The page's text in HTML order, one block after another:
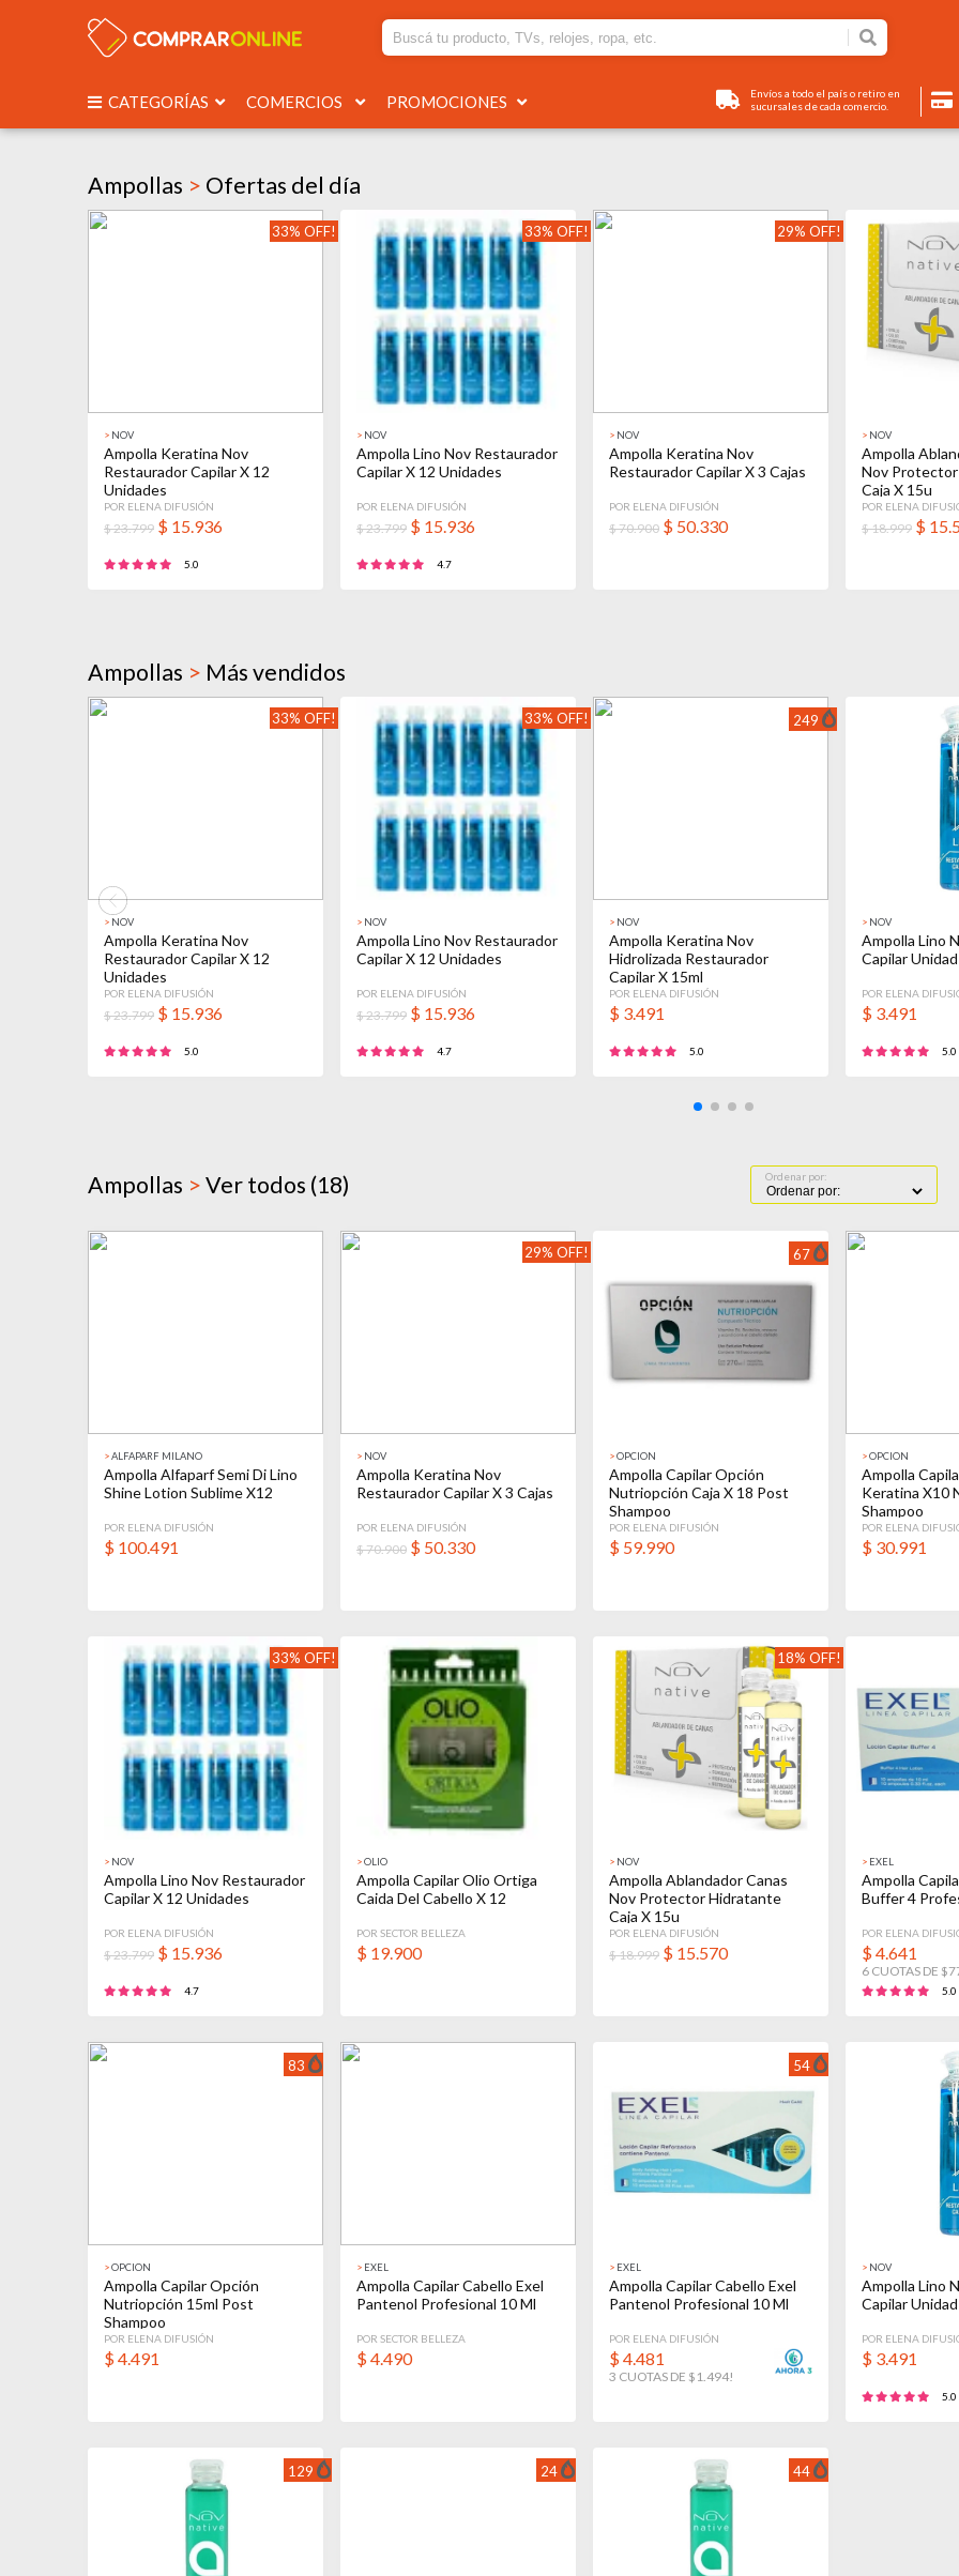
CATEGORÍAS COMERCIOS PROMOCIONES
Envíos a todo el país o retiro en
sucursales de cada comercio.
Ampollas > Ofertas del día
33% OFF!
> NOV
Ampolla Keratina Nov
Restaurador Capilar X 12
Unidades
POR ELENA DIFUSIÓN
$ 23.799 $ 15.936
5.0
33% OFF!
> NOV
Ampolla Lino Nov Restaurador
Capilar X 12 Unidades
POR ELENA DIFUSIÓN
$ 23.799 $ 15.936
4.7
29% OFF!
> NOV
Ampolla Keratina Nov
Restaurador Capilar X 3 Cajas
POR ELENA DIFUSIÓN
$ 70.900 $ 50.330
> NOV
Ampolla
Nov
Caja X 15u
POR ELENA
$ 18.999 $
Ampollas > Más vendidos
33% OFF!
> NOV
Ampolla Keratina Nov
Restaurador Capilar X 12
Unidades
POR ELENA DIFUSIÓN
$ 23.799 $ 15.936
5.0
33% OFF!
> NOV
Ampolla Lino Nov Restaurador
Capilar X 12 Unidades
POR ELENA DIFUSIÓN
$ 23.799 $ 15.936
4.7
249
> NOV
Ampolla Keratina Nov
Hidrolizada Restaurador
Capilar X 15ml
POR ELENA DIFUSIÓN
$ 3.491
5.0
> NOV
Ampolla Lino
Capilar
POR ELENA
$ 3.491
5.0
Ampollas >Ver todos (18) Ordenar por:
>ALFAPARF MILANO
Ampolla Alfaparf Semi Di Lino
Shine Lotion Sublime X12
POR ELENA DIFUSIÓN
$ 100.491
29% OFF!
> NOV
Ampolla Keratina Nov
Restaurador Capilar X 3 Cajas
POR ELENA DIFUSIÓN
$ 70.900 $ 50.330
67
>OPCION
Ampolla Capilar Opción
Nutriopción Caja X 18 Post
Shampoo
POR ELENA DIFUSIÓN
$ 59.990
>OPCION
Ampolla
Keratina X10
Shampoo
POR ELENA
$ 30.991
33% OFF!
> NOV
Ampolla Lino Nov Restaurador
Capilar X 12 Unidades
POR ELENA DIFUSIÓN
$ 23.799 $ 15.936
4.7
>OLIO
Ampolla Capilar Olio Ortiga
Caida Del Cabello X 12
POR SECTOR BELLEZA
$ 19.900
18% OFF!
> NOV
Ampolla Ablandador Canas
Nov Protector Hidratante
Caja X 15u
POR ELENA DIFUSIÓN
$ 18.999 $ 15.570
> EXEL
Ampolla
Buffer 4
POR ELENA
$4.641
6 CUOTAS DE
5.0
83
>OPCION
Ampolla Capilar Opción
Nutriopción 15ml Post
Shampoo
POR ELENA DIFUSIÓN
$4.491
> EXEL
Ampolla Capilar Cabello Exel
Pantenol Profesional 10 Ml
POR SECTOR BELLEZA
$4.490
54
> EXEL
Ampolla Capilar Cabello Exel
Pantenol Profesional 10 Ml
POR ELENA DIFUSIÓN
$4.481
3 CUOTAS DE $1.494!
> NOV
Ampolla Lino
Capilar
POR ELENA
$ 3.491
5.0
129 24 44